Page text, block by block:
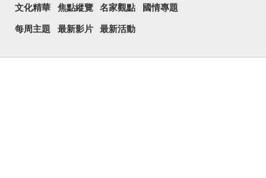
文化精華 焦點縱覽 名家觀點 國情專題
每周主題 最新影片 最新活動